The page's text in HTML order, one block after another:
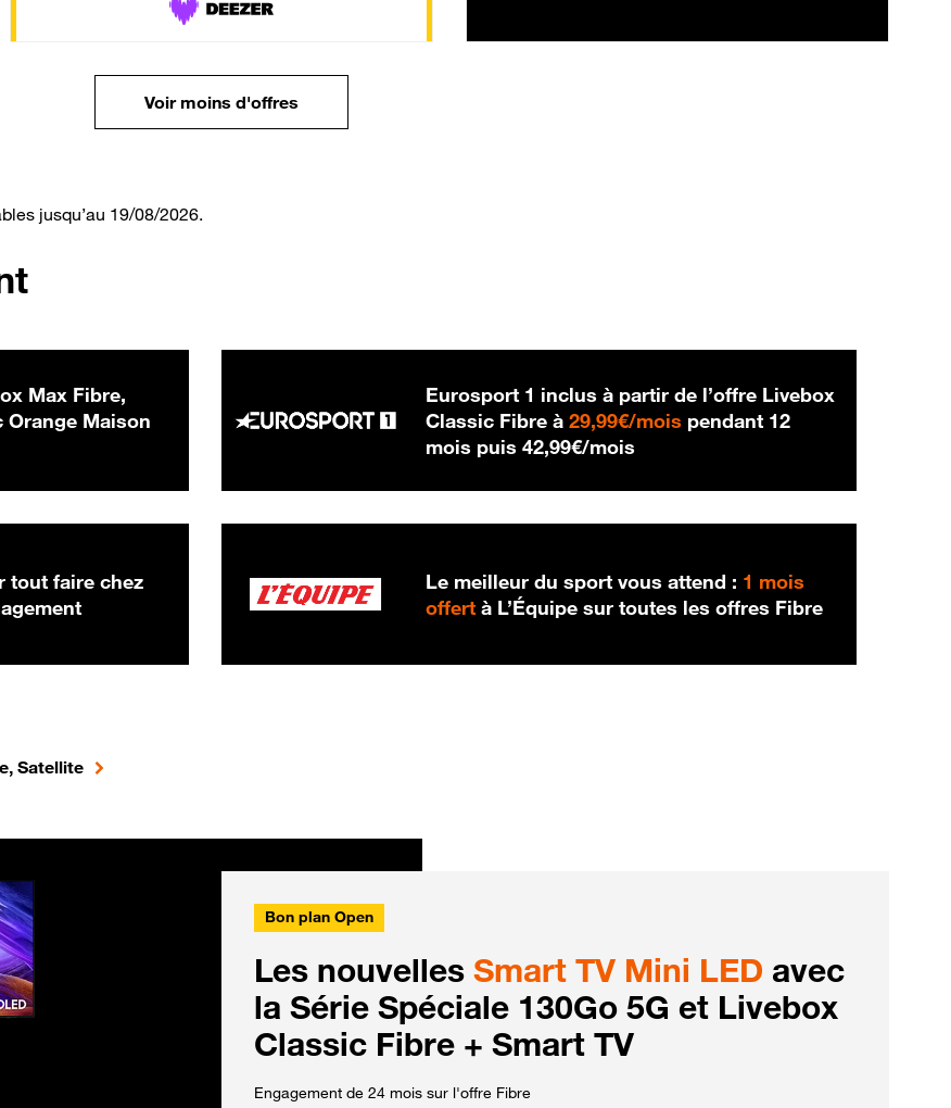
Voir moins d'offres
jusqu’au 19/08/2026.
Max Fibre,
mois
Orange Maison
Eurosport 1 inclus à partir de l’offre Livebox
Classic Fibre à29,99€/mois 29,99 € par mois
pendant 12
mois puis42,99€/mois
tout faire chez
Le meilleur du sport vous attend : 1 mois
offert à L’Équipe sur toutes les offres Fibre
Satellite
Bon plan Open
Les nouvelles Smart TV Mini LED avec
la Série Spéciale 130Go 5G et Livebox
Classic Fibre + Smart TV
Engagement de 24 mois sur l'offre Fibre